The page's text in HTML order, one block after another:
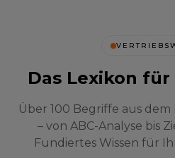
Das Lexikon
Über 100 Begriffe aus
– von ABC-Analyse bis
Fundiertes Wissen für